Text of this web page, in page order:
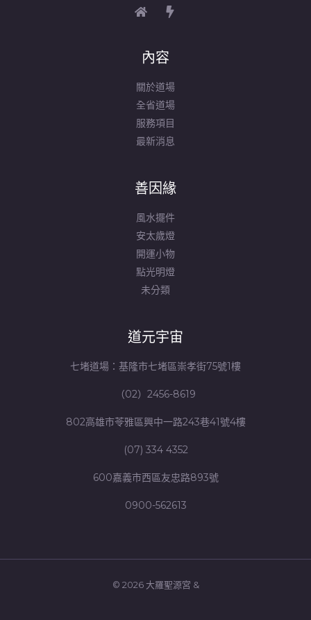
內容
關於道場
全省道場
服務項目
最新消息
善因緣
風水擺件
安太歲燈
開運小物
點光明燈
未分類
道元宇宙
七堵道場：基隆市七堵區崇孝街75號1樓
（02）2456-8619
802高雄市苓雅區興中一路243巷41號4樓
(07) 334 4352
600嘉義市西區友忠路893號
0900-562613
© 2026 大羅聖源宮 &